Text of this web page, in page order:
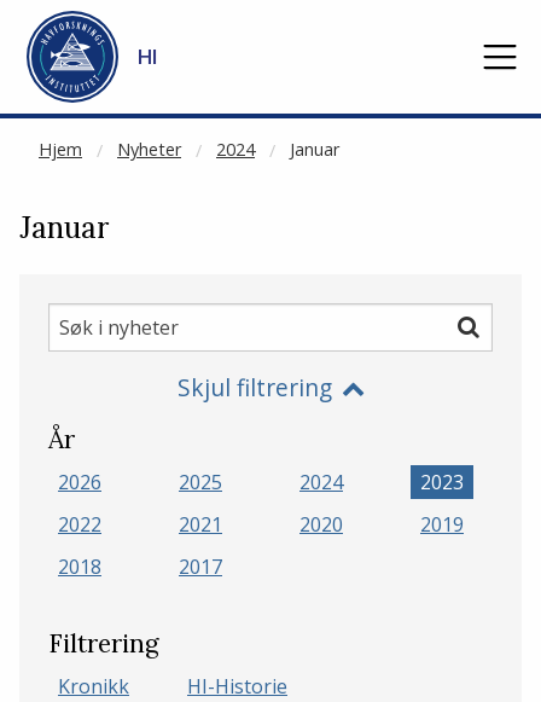
Gå til hovedinnhold
HI
Hjem Nyheter 2024 Januar
NOT CACHED
Januar
Søk
i
Søk
Skjul filtrering
År
2026 2025 2024
2023
2022
2021 2020
2019
2018
2017
Filtrering
Kronikk HI-Historie